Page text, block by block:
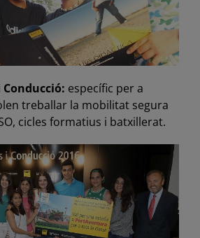
Conducció: específic per a
treballar la mobilitat segura
cicles formatius i batxillerat.